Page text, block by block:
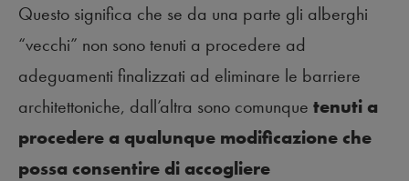
Questo significa che se da una parte gli alberghi
“vecchi” non sono tenuti a procedere ad
adeguamenti finalizzati ad eliminare le barriere
architettoniche, dall’altra sono comunque tenuti a
procedere a qualunque modificazione che
possa consentire di accogliere